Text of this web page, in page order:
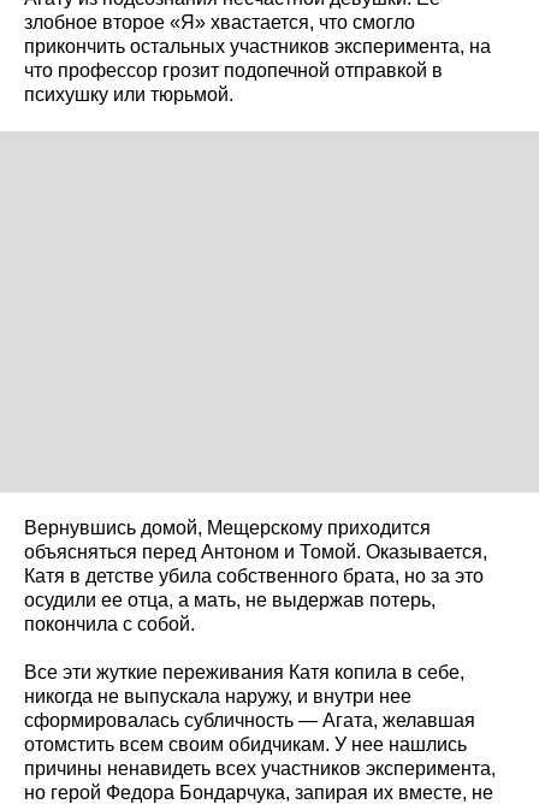
злобное второе «Я» хвастается, что смогло
прикончить остальных участников эксперимента, на
что профессор грозит подопечной отправкой в
психушку или тюрьмой.
Вернувшись домой, Мещерскому приходится
объясняться перед Антоном и Томой. Оказывается,
Катя в детстве убила собственного брата, но за это
осудили ее отца, а мать, не выдержав потерь,
покончила с собой.
Все эти жуткие переживания Катя копила в себе,
никогда не выпускала наружу, и внутри нее
сформировалась субличность — Агата, желавшая
отомстить всем своим обидчикам. У нее нашлись
причины ненавидеть всех участников эксперимента,
но герой Федора Бондарчука, запирая их вместе, не